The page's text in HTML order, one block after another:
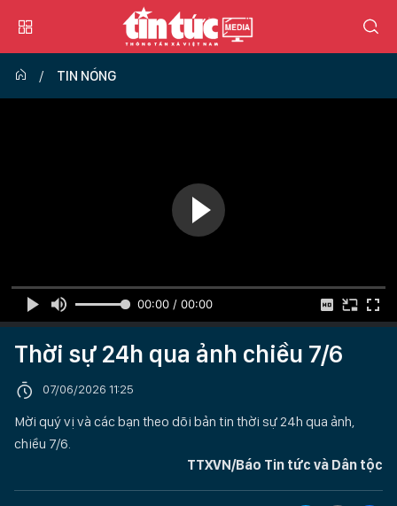
TIN NÓNG
00:00 / 00:00
Thời sự 24h qua ảnh chiều 7/6
07/06/2026 11:25
Mời quý vị và các bạn theo dõi bản tin thời sự 24h qua ảnh,
chiều 7/6.
TTXVN/Báo Tin tức và Dân tộc